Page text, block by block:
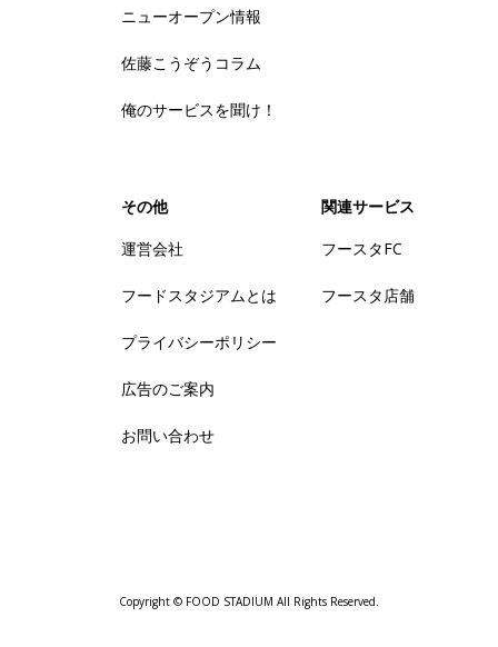
ニューオープン情報
佐藤こうぞうコラム
俺のサービスを聞け！
その他
運営会社
フードスタジアムとは
プライバシーポリシー
広告のご案内
お問い合わせ
関連サービス
フースタFC
フースタ店舗
Copyright © FOOD STADIUM All Rights Reserved.